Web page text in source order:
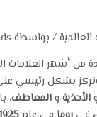
العالمية/ بواسطة
من أشهر العلامات
وتركز بشكل رئيسي
الأحذيةوالمعاطف،